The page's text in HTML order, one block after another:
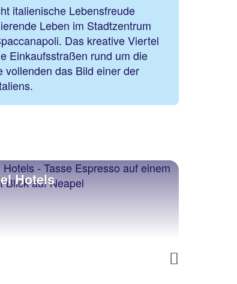
italienische Lebensfreude
Leben im Stadtzentrum
Das kreative Viertel
Einkaufsstraßen rund um die
vollenden das Bild einer der
Hotels